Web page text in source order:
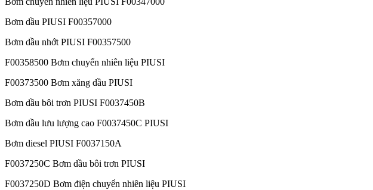
Bơm dầu PIUSI F00357000
Bơm dầu nhớt PIUSI F00357500
F00358500 Bơm chuyển nhiên liệu PIUSI
F00373500 Bơm xăng dầu PIUSI
Bơm dầu bôi trơn PIUSI F0037450B
Bơm dầu lưu lượng cao F0037450C PIUSI
Bơm diesel PIUSI F0037150A
F0037250C Bơm dầu bôi trơn PIUSI
F0037250D Bơm điện chuyển nhiên liệu PIUSI